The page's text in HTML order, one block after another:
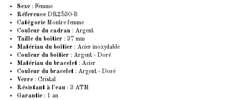
Sexe : Femme
Réference DR2530-B
Catégorie Montre femme
Couleur du cadran : Argent
Taille du boîtier : 37 mm
Matériau du boîtier : Acier inoxydable
Couleur du boîtier : Argent - Doré
Matériau du bracelet : Acier
Couleur du bracelet : Argent - Doré
Verre : Cristal
Résistant à l'eau : 3 ATM
Garantie : 1 an